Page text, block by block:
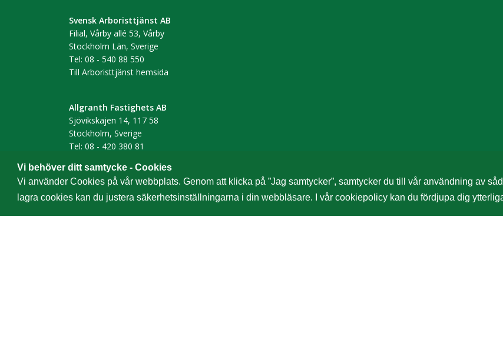
Vi behöver ditt samtycke - Cookies
Vi använder Cookies på vår webbplats. Genom att klicka på ”Jag samtycker”, samtycker du till vår användning av
lagra cookies kan du justera säkerhetsinställningarna i din webbläsare. I vår cookiepolicy kan du fördjupa dig
Svensk Arboristtjänst AB
Filial, Vårby allé 53, Vårby
Stockholm Län, Sverige
Tel: 08 - 540 88 550
Till Arboristtjänst hemsida
Allgranth Fastighets AB
Sjövikskajen 14, 117 58
Stockholm, Sverige
Tel: 08 - 420 380 81